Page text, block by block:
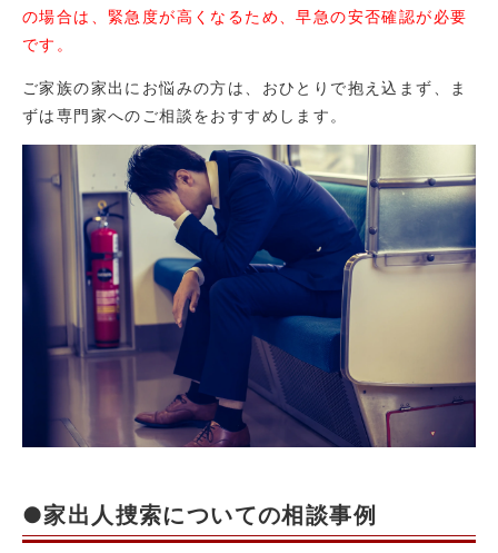
の場合は、緊急度が高くなるため、早急の安否確認が必要
です。
ご家族の家出にお悩みの方は、おひとりで抱え込まず、ま
ずは専門家へのご相談をおすすめします。
●家出人捜索についての相談事例